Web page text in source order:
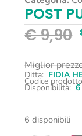
POST
€9,90
Miglior
Ditta: FIDIA
Codice
Disponibilità: 6
6 disponibili